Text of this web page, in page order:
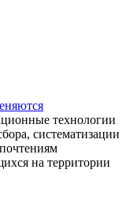
технологии
систематизации
на территории